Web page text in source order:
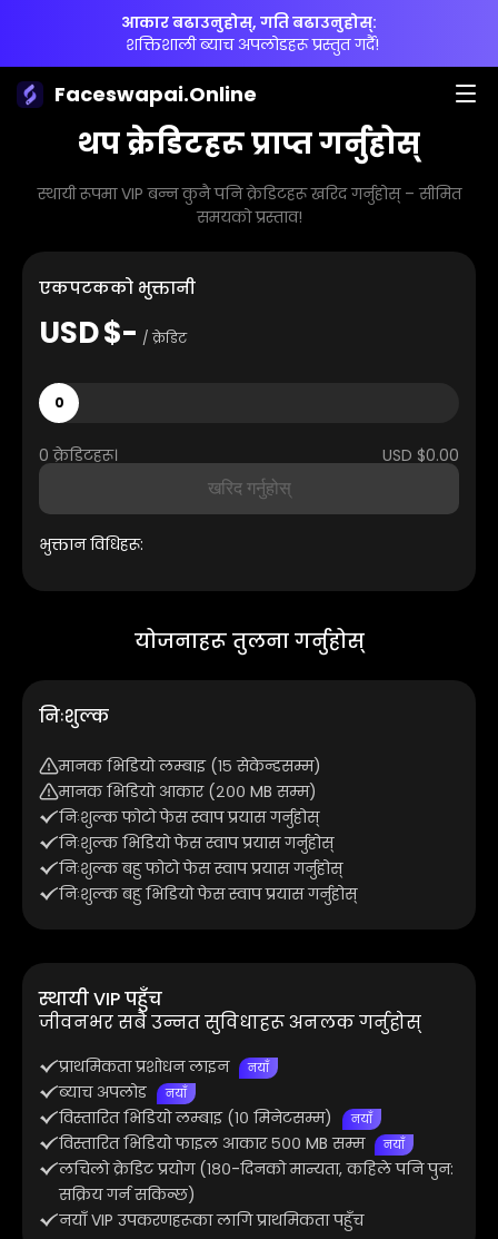
आकार बढाउनुहोस्, गति बढाउनुहोस्:
शक्तिशाली ब्याच अपलोडहरू प्रस्तुत गर्दै!
Faceswapai.Online
थप क्रेडिटहरू प्राप्त गर्नुहोस्
स्थायी रूपमा VIP बन्न कुनै पनि क्रेडिटहरू खरिद गर्नुहोस् – सीमित
समयको प्रस्ताव!
एकपटकको भुक्तानी
USD$- / क्रेडिट
0
0 क्रेडिटहरू। USD $0.00
खरिद गर्नुहोस्
भुक्तान विधिहरू:
योजनाहरू तुलना गर्नुहोस्
निःशुल्क
मानक भिडियो लम्बाइ (१५ सेकेन्डसम्म)
मानक भिडियो आकार (२०० MB सम्म)
निःशुल्क फोटो फेस स्वाप प्रयास गर्नुहोस्
निःशुल्क भिडियो फेस स्वाप प्रयास गर्नुहोस्
निःशुल्क बहु फोटो फेस स्वाप प्रयास गर्नुहोस्
निःशुल्क बहु भिडियो फेस स्वाप प्रयास गर्नुहोस्
स्थायी VIP पहुँच
जीवनभर सबै उन्नत सुविधाहरू अनलक गर्नुहोस्
प्राथमिकता प्रशोधन लाइन नयाँ
ब्याच अपलोड नयाँ
विस्तारित भिडियो लम्बाइ (१० मिनेटसम्म) नयाँ
विस्तारित भिडियो फाइल आकार ५०० MB सम्म नयाँ
लचिलो क्रेडिट प्रयोग (१८०-दिनको मान्यता, कहिले पनि पुन:
सक्रिय गर्न सकिन्छ)
नयाँ VIP उपकरणहरूका लागि प्राथमिकता पहुँच